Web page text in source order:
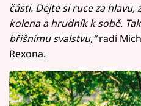
části. Dejte si ruce za
kolena a hrudník k sobě.
břišnímu svalstvu,“radí
Rexona.